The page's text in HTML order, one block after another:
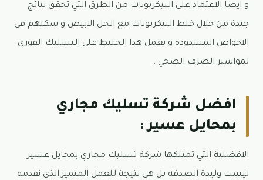
و ايضا الاعتماد على البيكربونات من الطرق التي تحقق نتائج
جيدة من خلال خلط البيكربونات مع الخل الابيض و سكبهم في
الاحواض المسدودة و يعمل هذا الخليط على التسليك الفوري
لمواسير الصرف الصحي .
افضل شركة تسليك مجاري
بمحايل عسير :
الافضلية التي تمتلكها شركة تسليك مجاري بمحايل عسير
ليست وليدة الصدفة بل هي نتيجة للعمل المتميز الذي نقدمه